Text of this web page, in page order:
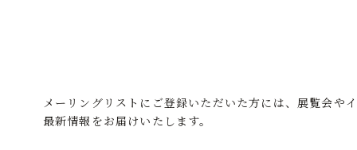
メーリングリストにご登録いただいた方には、展覧会や
最新情報をお届けいたします。